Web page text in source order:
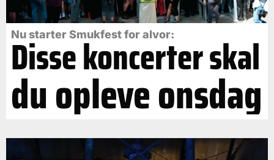
Nu starter Smukfest for alvor:
Disse koncerter skal
du opleve onsdag